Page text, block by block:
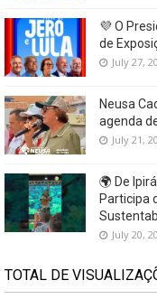
💜 O
de
July 27,
Neusa
agenda
July 21,
🌍 De
Participa
July 20,
TOTAL DE